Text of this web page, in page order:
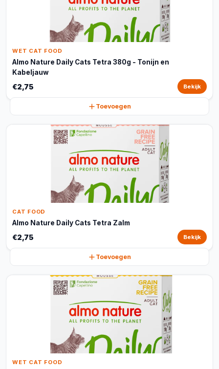
WET CAT FOOD
Almo Nature Daily Cats Tetra 380g - Tonijn en
Kabeljauw
€2,75 Bekijk
Toevoegen
CAT FOOD
Almo Nature Daily Cats Tetra Zalm
€2,75 Bekijk
Toevoegen
WET CAT FOOD